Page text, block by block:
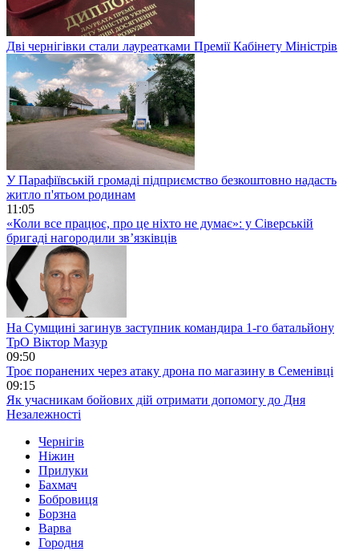
Дві чернігівки стали лауреатками Премії Кабінету Міністрів
У Парафіївській громаді підприємство безкоштовно надасть
житло п'ятьом родинам
11:05
«Коли все працює, про це ніхто не думає»: у Сіверській
бригаді нагородили зв’язківців
На Сумщині загинув заступник командира 1-го батальйону
ТрО Віктор Мазур
09:50
Троє поранених через атаку дрона по магазину в Семенівці
09:15
Як учасникам бойових дій отримати допомогу до Дня
Незалежності
Чернігів
Ніжин
Прилуки
Бахмач
Бобровиця
Борзна
Варва
Городня